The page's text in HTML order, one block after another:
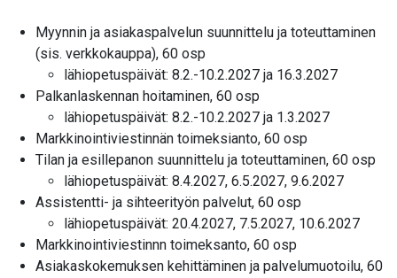
Myynnin ja asiakaspalvelun suunnittelu ja toteuttaminen
(sis. verkkokauppa), 60 osp
lähiopetuspäivät: 8.2.-10.2.2027 ja 16.3.2027
Palkanlaskennan hoitaminen, 60 osp
lähiopetuspäivät: 8.2.-10.2.2027 ja 1.3.2027
Markkinointiviestinnän toimeksianto, 60 osp
Tilan ja esillepanon suunnittelu ja toteuttaminen, 60 osp
lähiopetuspäivät: 8.4.2027, 6.5.2027, 9.6.2027
Assistentti- ja sihteerityön palvelut, 60 osp
lähiopetuspäivät: 20.4.2027, 7.5.2027, 10.6.2027
Markkinointiviestinnn toimeksanto, 60 osp
Asiakaskokemuksen kehittäminen ja palvelumuotoilu, 60